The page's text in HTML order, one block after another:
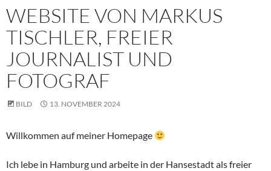
WEBSITE VON MARKUS
TISCHLER, FREIER
JOURNALIST UND
FOTOGRAF
BILD 13. NOVEMBER 2024
Willkommen auf meiner Homepage
Ich lebe in Hamburg und arbeite in der Hansestadt als freier